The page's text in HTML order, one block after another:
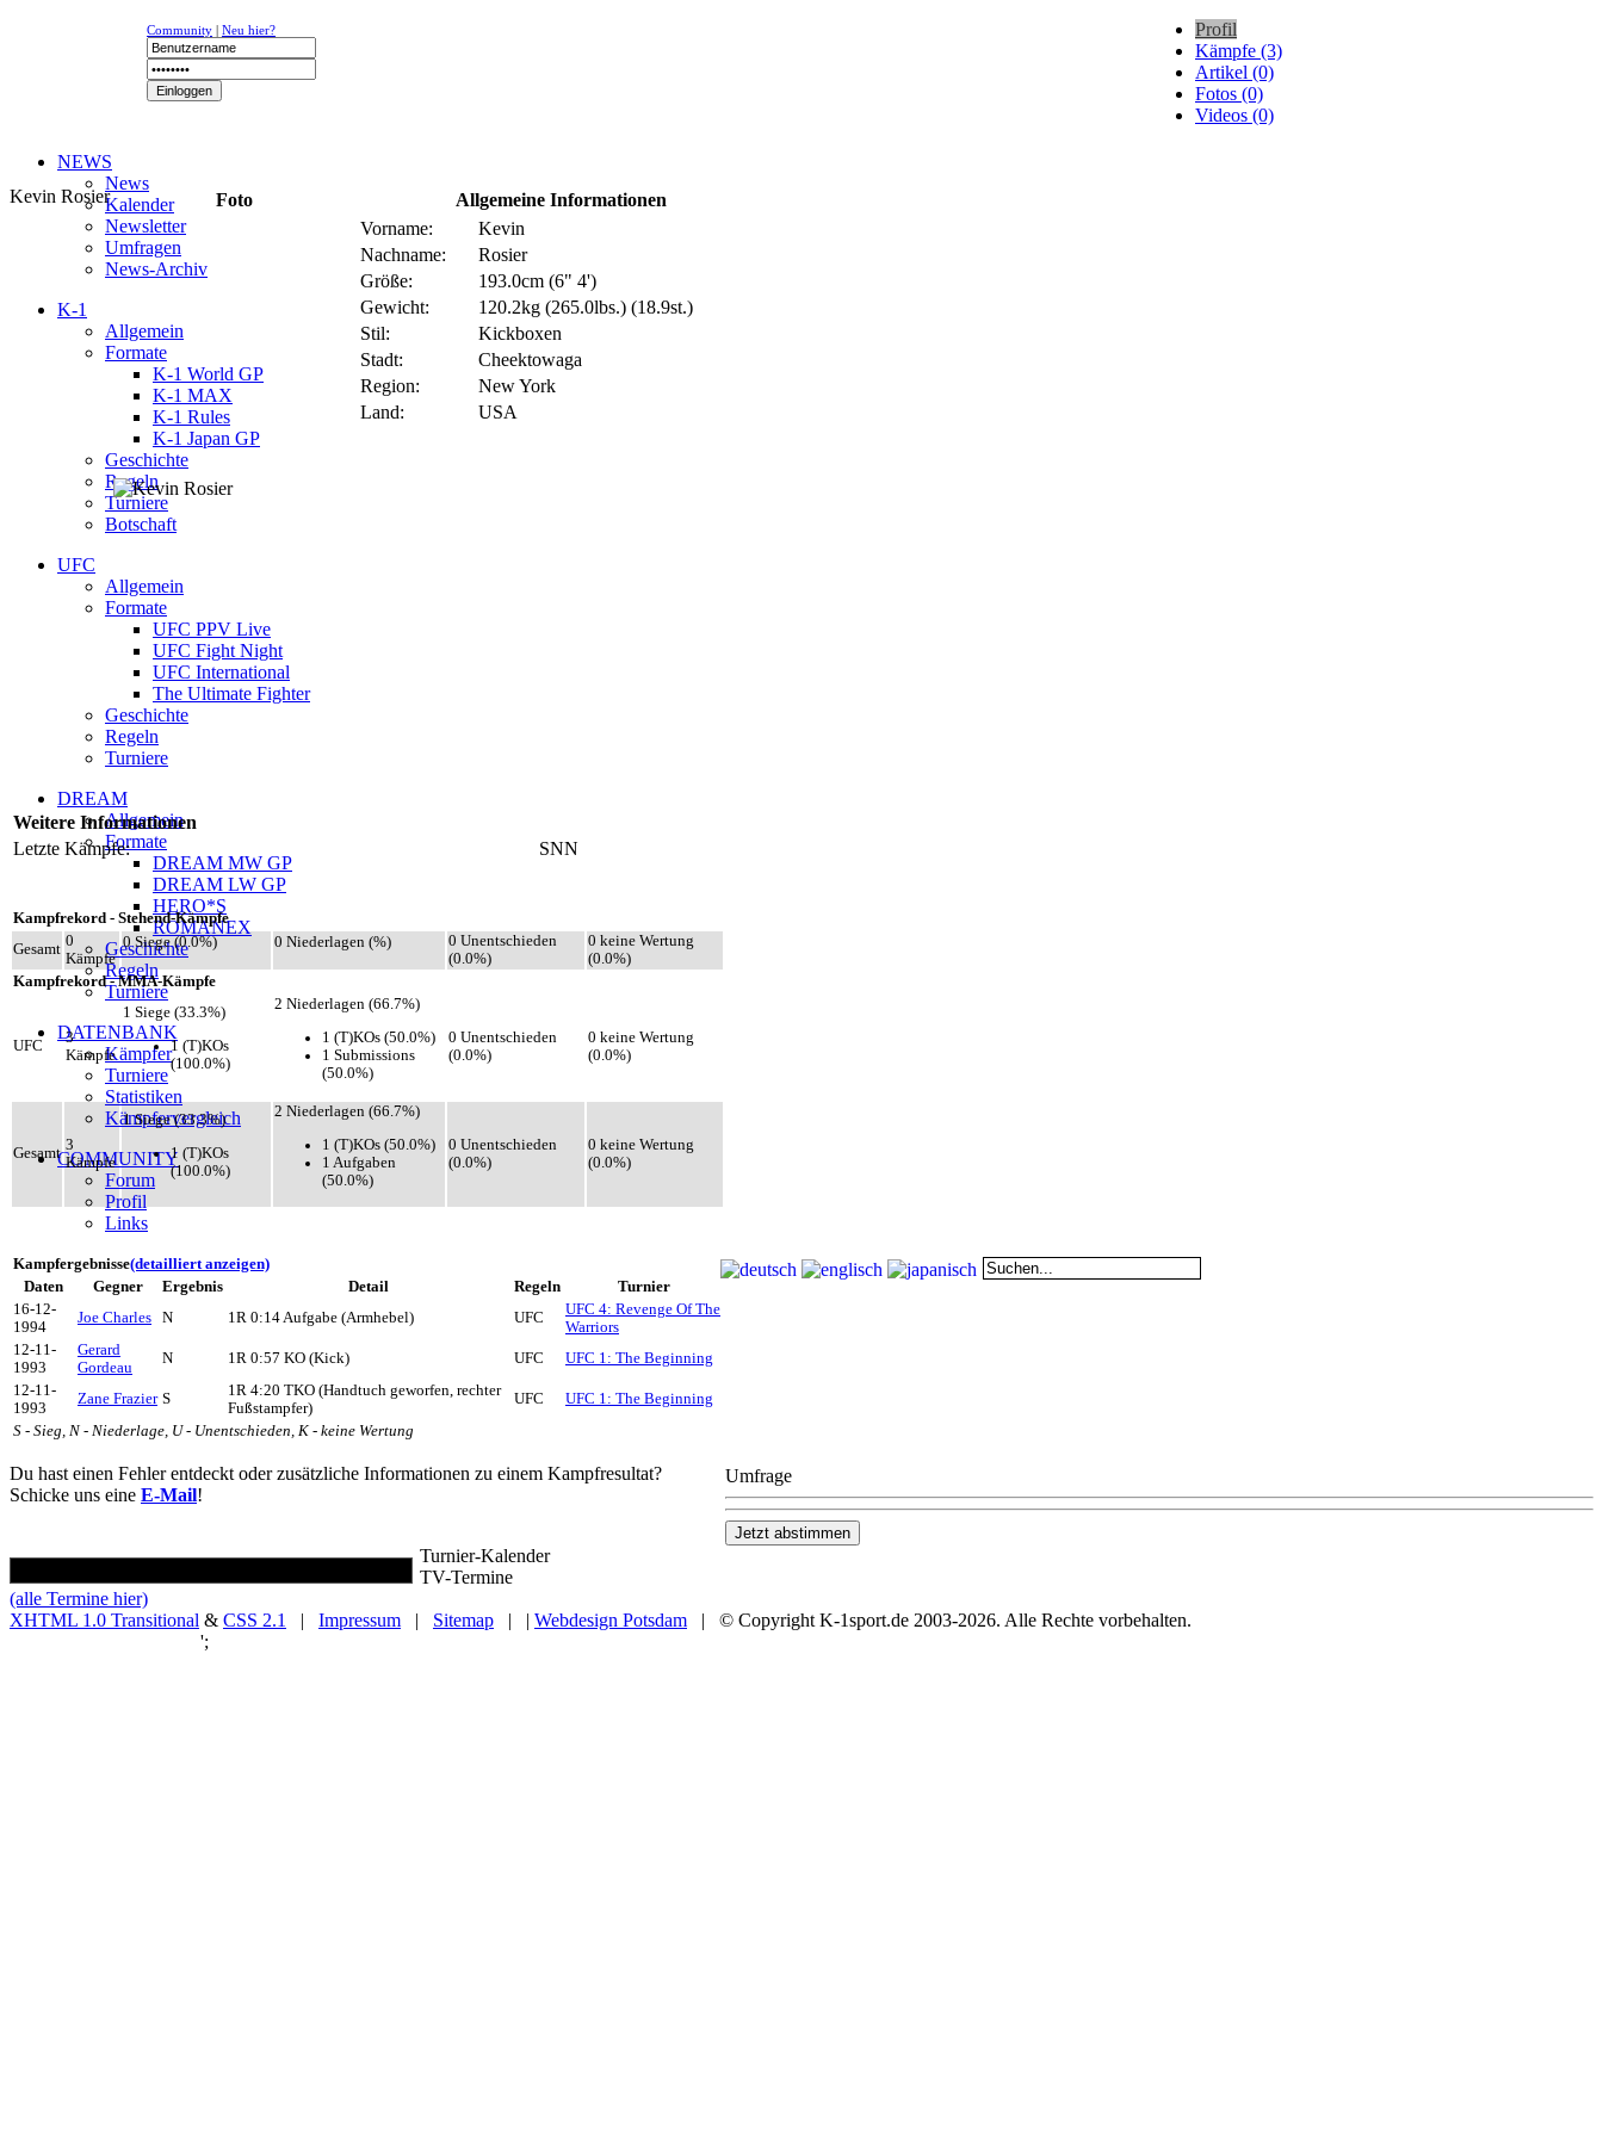
Community | Neu hier?
NEWS
News
Kalender
Newsletter
Umfragen
News-Archiv
K-1
Allgemein
Formate
K-1 World GP
K-1 MAX
K-1 Rules
K-1 Japan GP
Geschichte
Regeln
Turniere
Botschaft
UFC
Allgemein
Formate
UFC PPV Live
UFC Fight Night
UFC International
The Ultimate Fighter
Geschichte
Regeln
Turniere
DREAM
Allgemein
Formate
DREAM MW GP
DREAM LW GP
HERO*S
ROMANEX
Geschichte
Regeln
Turniere
DATENBANK
Kämpfer
Turniere
Statistiken
Kämpfervergleich
COMMUNITY
Forum
Profil
Links
Profil
Kämpfe (3)
Artikel (0)
Fotos (0)
Videos (0)
Kevin Rosier Foto
Allgemeine Informationen
Vorname:
Kevin
Nachname:
Rosier
Größe:
193.0cm (6" 4')
Gewicht:
120.2kg (265.0lbs.) (18.9st.)
Stil:
Kickboxen
Stadt:
Cheektowaga
Region:
New York
Land:
USA
Weitere Informationen
Letzte Kämpfe:
SNN
Kampfrekord - Stehend-Kämpfe
Gesamt 0
Kämpfe
0 Siege (0.0%) 0 Niederlagen (%)
0 Unentschieden
(0.0%)
0 keine Wertung
(0.0%)
Kampfrekord - MMA-Kämpfe
UFC
3
Kämpfe
1 Siege (33.3%)
1 (T)KOs
(100.0%)
2 Niederlagen (66.7%)
1 (T)KOs (50.0%)
1 Submissions
(50.0%)
0 Unentschieden
(0.0%)
0 keine Wertung
(0.0%)
Gesamt 3
Kämpfe
1 Siege (33.3%)
1 (T)KOs
(100.0%)
2 Niederlagen (66.7%)
1 (T)KOs (50.0%)
1 Aufgaben
(50.0%)
0 Unentschieden
(0.0%)
0 keine Wertung
(0.0%)
Kampfergebnisse(detailliert anzeigen)
Daten
Gegner Ergebnis Detail Regeln
Turnier
16-12-
1994
Joe Charles N 1R 0:14 Aufgabe (Armhebel) UFC
UFC 4: Revenge Of The
Warriors
12-11-
1993
Gerard
Gordeau
N 1R 0:57 KO (Kick) UFC
UFC 1: The Beginning
12-11-
1993
Zane Frazier S
1R 4:20 TKO (Handtuch geworfen, rechter
Fußstampfer)
UFC
UFC 1: The Beginning
S - Sieg, N - Niederlage, U - Unentschieden, K - keine Wertung
Du hast einen Fehler entdeckt oder zusätzliche Informationen zu einem Kampfresultat?
Schicke uns eine E-Mail!
Umfrage
Turnier-Kalender
TV-Termine
(alle Termine hier)
XHTML 1.0 Transitional & CSS 2.1 | Impressum | Sitemap | | Webdesign Potsdam | © Copyright K-1sport.de 2003-2026. Alle Rechte vorbehalten.
';